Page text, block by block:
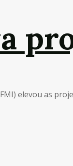
elevou as